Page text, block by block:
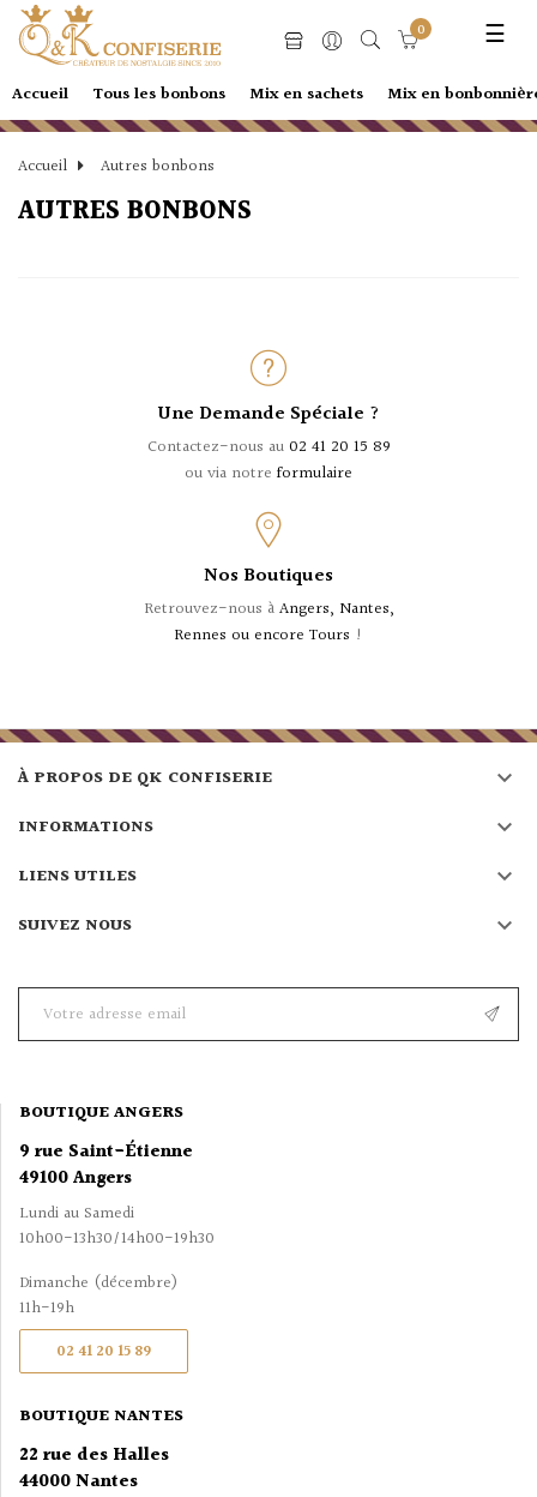
☰
0
Accueil Tous les bonbons Mix en sachets Mix en
Accueil Autres bonbons
AUTRES BONBONS
Une Demande Spéciale ?
Contactez-nous au 02 41 20 15 89
ou via notre formulaire
Nos Boutiques
Retrouvez-nous àAngers, Nantes,
Rennes ou encore Tours !
À PROPOS DE QK CONFISERIE 
INFORMATIONS 
LIENS UTILES 
SUIVEZ NOUS 
BOUTIQUE ANGERS
9 rue Saint-Étienne
49100 Angers
Lundi au Samedi
10h00-13h30/14h00-19h30
Dimanche (décembre)
11h-19h
02 41 20 15 89
BOUTIQUE NANTES
22 rue des Halles
44000 Nantes